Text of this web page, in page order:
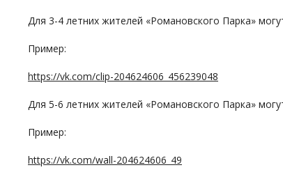
Для 3-4 летних жителей «Романовского Парка»
Пример:
https://vk.com/clip-204624606_456239048
Для 5-6 летних жителей «Романовского Парка»
Пример:
https://vk.com/wall-204624606_49